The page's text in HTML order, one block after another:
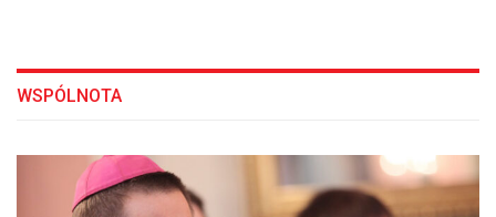
WSPÓLNOTA